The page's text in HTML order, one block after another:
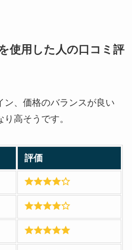
使用した人の口コミ評
ン、価格のバランスが良い
高そうです。
評価